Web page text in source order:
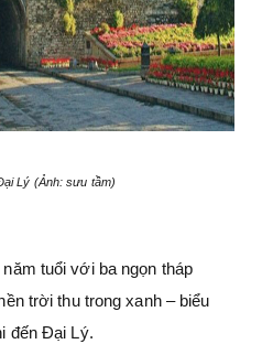
Lý (Ảnh: sưu tầm)
tuổi với ba ngọn tháp
trời thu trong xanh – biểu
đến Đại Lý.